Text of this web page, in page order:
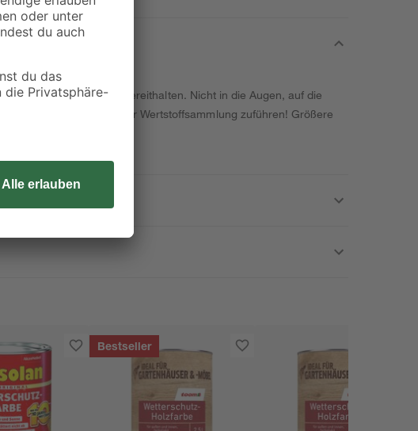
bereithalten. Nicht in die Augen, auf die
nur völlig restentleert der Wertstoffsammlung zuführen! Größere
Bestseller